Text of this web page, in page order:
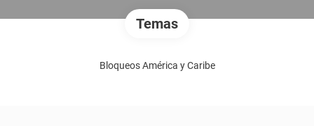
Temas
Bloqueos América y Caribe